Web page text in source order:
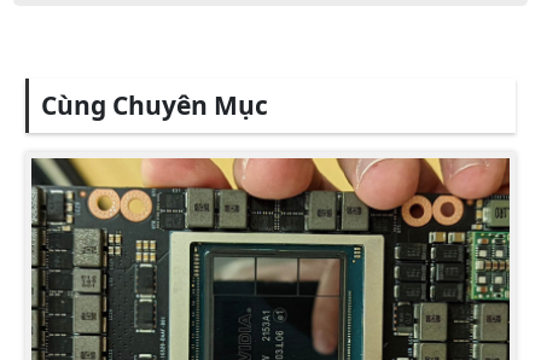
Cùng Chuyên Mục